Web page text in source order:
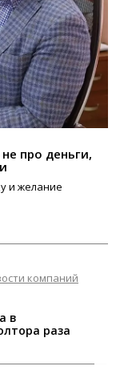
про деньги,
и желание
компаний
в
раза